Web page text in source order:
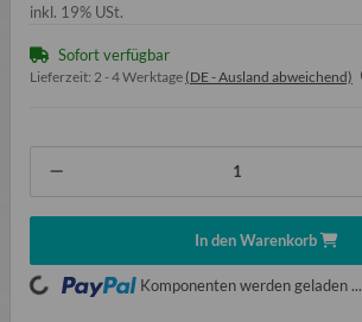
inkl. 19% USt.
Sofort verfügbar
Lieferzeit: 2 - 4 Werktage (DE - Ausland abweichend)
In den Warenkorb
Komponenten werden geladen ...